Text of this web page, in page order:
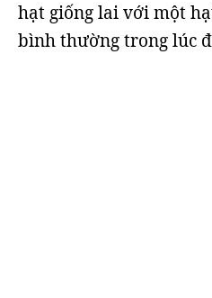
hạt giống lai với một
bình thường trong lúc